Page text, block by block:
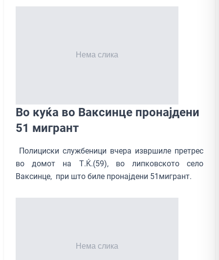
Во куќа во Ваксинце пронајдени
51 мигрант
Полициски службеници вчера извршиле претрес
во домот на Т.Ќ.(59), во липковското село
Ваксинце, при што биле пронајдени 51мигрант.